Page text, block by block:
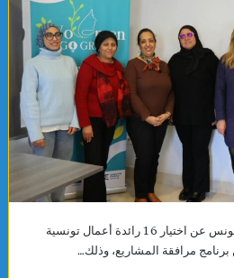
أعلنت مؤسسة “راد ستارت” تونس عن اختيار 16 رائدة أعمال تونسية
برنامج مرافقة المشاريع، وذلك…